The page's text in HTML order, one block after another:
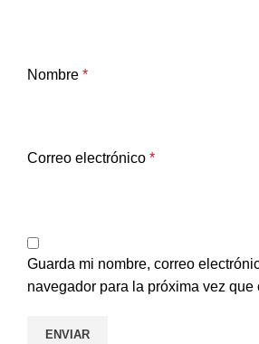
Nombre *
Correo electrónico *
Guarda mi nombre, correo
navegador para la próxima vez que